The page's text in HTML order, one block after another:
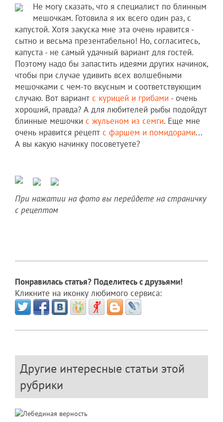
Не могу сказать, что я специалист по блинным
мешочкам. Готовила я их всего один раз, с
капустой. Хотя закуска мне эта очень нравится -
сытно и весьма презентабельно! Но, согласитесь,
капуста - не самый удачный вариант для гостей.
Поэтому надо бы запастить идеями других начинок,
чтобы при случае удивить всех волшебными
мешочками с чем-то вкусным и соответствующим
случаю. Вот вариант с курицей и грибами - очень
хороший, правда? А для любителей рыбы подойдут
блинные мешочки с жульеном из семги. Еще мне
очень нравится рецепт с фаршем и помидорами...
А вы какую начинку посоветуете?
При нажатии на фото вы перейдете на страничку
с рецептом
Понравилась статья? Поделитесь с друзьями!
Кликните на иконку любимого сервиса:
Другие интересные статьи этой
рубрики